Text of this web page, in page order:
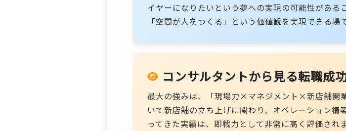
イヤーになりたいという夢への実現の可能性があ
「空間が人をつくる」という価値観を実現できる場
コンサルタントから見る転職成
最大の強みは、「現場力×マネジメント×新店舗開
いて新店舗の立ち上げに関わり、オペレーション
ってきた実績は、即戦力として非常に高く評価され